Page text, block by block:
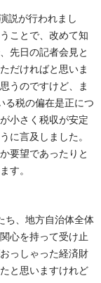
説が行われまし
ことで、改めて知
先日の記者会見と
だければと思いま
うのですけど、ま
る税の偏在是正につ
小さく税収が安定
に言及しました。
要望であったりと
す。
ち、地方自治体全体
心を持って受け止
っしゃった経済財
と思いますけれど